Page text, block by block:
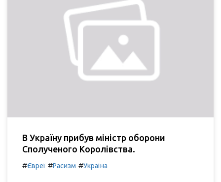
В Україну прибув міністр оборони
Сполученого Королівства.
#Євреї #Расизм #Україна